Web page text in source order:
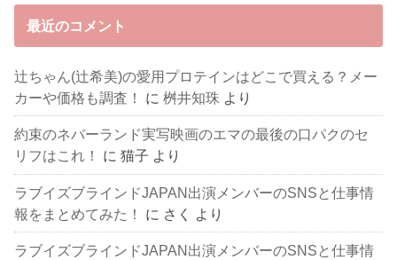
最近のコメント
辻ちゃん(辻希美)の愛用プロテインはどこで買える？メー
カーや価格も調査！
に桝井知珠 より
約束のネバーランド実写映画のエマの最後の口パクのセ
リフはこれ！
に猫子 より
ラブイズブラインドJAPAN出演メンバーのSNSと仕事情
報をまとめてみた！
に さく より
ラブイズブラインドJAPAN出演メンバーのSNSと仕事情